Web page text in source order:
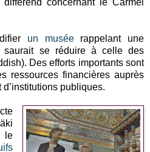
un muséerappelant une
saurait se réduire à celle des
Des efforts importants sont
ressources financières auprès
publiques.
le